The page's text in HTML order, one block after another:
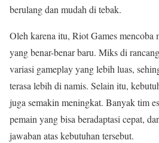
berulang dan mudah di tebak.
Oleh karena itu, Riot Games mencoba
yang benar-benar baru. Miks di
variasi gameplay yang lebih luas,
terasa lebih di namis. Selain itu,
juga semakin meningkat. Banyak tim
pemain yang bisa beradaptasi cepat,
jawaban atas kebutuhan tersebut.